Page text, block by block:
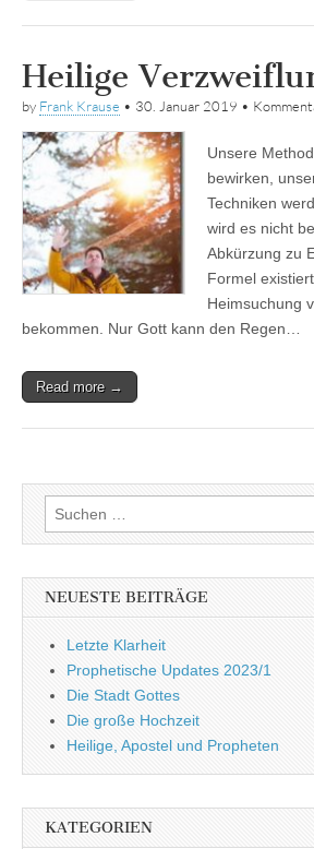
Heilige
by Frank Krause • 30. Januar 2019 •
Unsere
bewirken,
Techniken
wird es nicht
Abkürzung zu
Formel
Heimsuchung
bekommen. Nur Gott kann den Regen…
Read more →
Suchen
nach:
NEUESTE BEITRÄGE
Letzte Klarheit
Prophetische Updates 2023/1
Die Stadt Gottes
Die große Hochzeit
Heilige, Apostel und Propheten
KATEGORIEN